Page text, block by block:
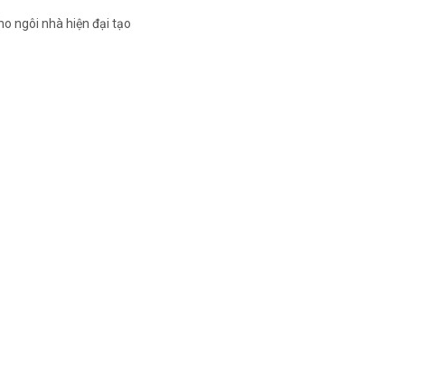
ngôi nhà hiện đại tạo